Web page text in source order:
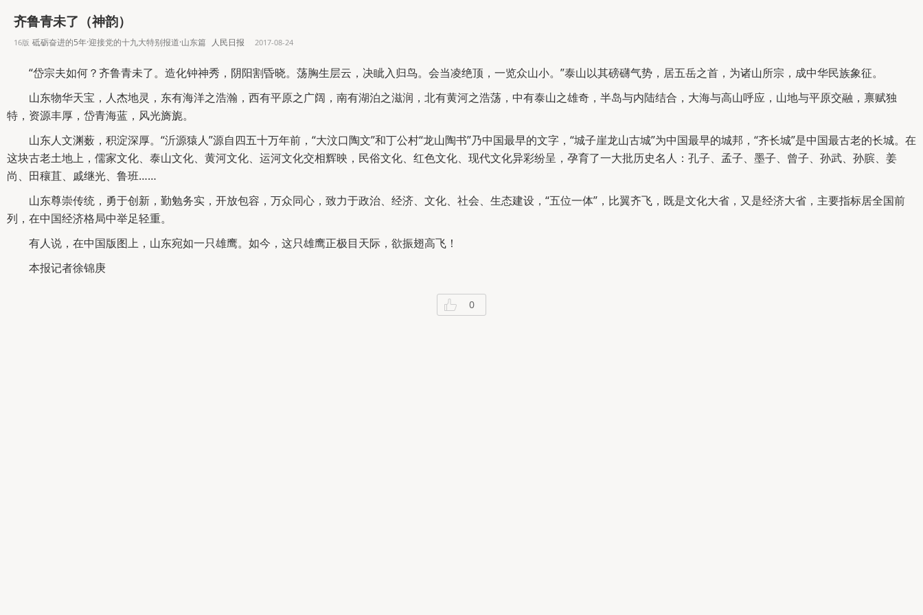
齐鲁青未了（神韵）
16版 砥砺奋进的5年·迎接党的十九大特别报道·山东篇 人民日报 2017-08-24
“岱宗夫如何？齐鲁青未了。造化钟神秀，阴阳割昏晓。荡胸生层云，决眦入归鸟。会当凌绝顶，一览众山小。”泰山以其磅礴气势，居五岳之首，为诸山所宗，成中华民族象征。
山东物华天宝，人杰地灵，东有海洋之浩瀚，西有平原之广阔，南有湖泊之滋润，北有黄河之浩荡，中有泰山之雄奇，半岛与内陆结合，大海与高山呼应，山地与平原交融，禀赋独
特，资源丰厚，岱青海蓝，风光旖旎。
山东人文渊薮，积淀深厚。“沂源猿人”源自四五十万年前，“大汶口陶文”和丁公村“龙山陶书”乃中国最早的文字，“城子崖龙山古城”为中国最早的城邦，“齐长城”是中国最古老的长城。在
这块古老土地上，儒家文化、泰山文化、黄河文化、运河文化交相辉映，民俗文化、红色文化、现代文化异彩纷呈，孕育了一大批历史名人：孔子、孟子、墨子、曾子、孙武、孙膑、姜
尚、田穰苴、戚继光、鲁班……
山东尊崇传统，勇于创新，勤勉务实，开放包容，万众同心，致力于政治、经济、文化、社会、生态建设，“五位一体”，比翼齐飞，既是文化大省，又是经济大省，主要指标居全国前
列，在中国经济格局中举足轻重。
有人说，在中国版图上，山东宛如一只雄鹰。如今，这只雄鹰正极目天际，欲振翅高飞！
本报记者徐锦庚
0